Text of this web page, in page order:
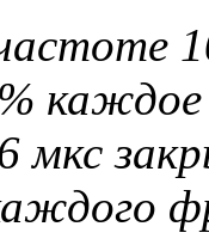
мкс